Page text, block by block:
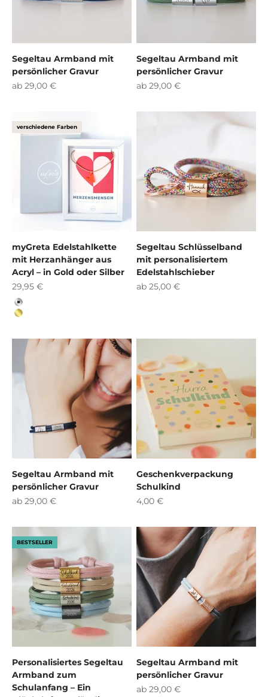
Segeltau Armband mit
persönlicher Gravur
Angebot
ab 29,00 €
Segeltau Armband mit
persönlicher Gravur
Angebot
ab 29,00 €
verschiedene Farben
myGreta Edelstahlkette
mit Herzanhänger aus
Acryl – in Gold oder Silber
Angebot
29,95 €
Silber
Gold
Segeltau Schlüsselband
mit personalisiertem
Edelstahlschieber
Angebot
ab 25,00 €
Segeltau Armband mit
persönlicher Gravur
Angebot
ab 29,00 €
Geschenkverpackung
Schulkind
Angebot
4,00 €
BESTSELLER
Personalisiertes Segeltau
Armband zum
Schulanfang – Ein
Segeltau Armband mit
persönlicher Gravur
Angebot
ab 29,00 €